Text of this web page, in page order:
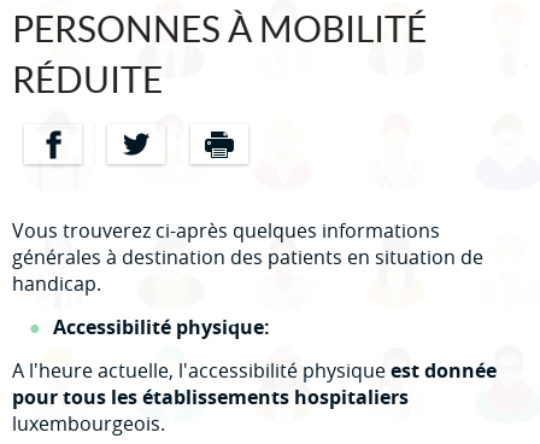
PERSONNES À MOBILITÉ
RÉDUITE
Partager sur Facebook
Partager sur Twitter
Vous trouverez ci-après quelques informations
générales à destination des patients en situation de
handicap.
Accessibilité physique:
A l'heure actuelle, l'accessibilité physiqueest donnée
pour tous les établissements hospitaliers
luxembourgeois.